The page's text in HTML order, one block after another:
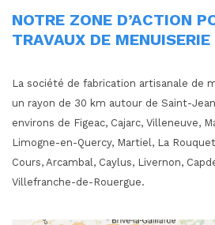
NOTRE ZONE D’ACTION
TRAVAUX DE MENUISERIE
La société de fabrication artisanale de
un rayon de 30 km autour de Saint-
environs de Figeac, Cajarc, Villeneuve,
Limogne-en-Quercy, Martiel, La
Cours, Arcambal, Caylus, Livernon,
Villefranche-de-Rouergue.